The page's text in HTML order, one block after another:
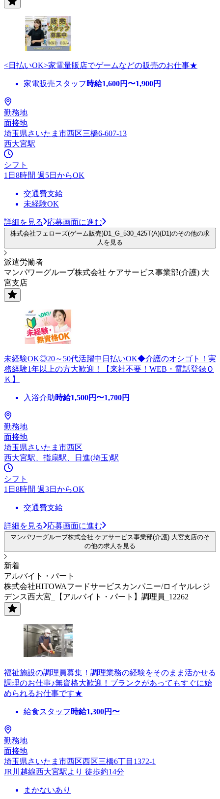
<日払いOK>家電量販店でゲームなどの販売のお仕事★
家電販売スタッフ 時給1,600円〜1,900円
勤務地
面接地
埼玉県さいたま市西区三橋6-607-13
西大宮駅
シフト
1日8時間 週5日からOK
交通費支給
未経験OK
詳細を見る 応募画面に進む
株式会社フェローズ(ゲーム販売)D1_G_530_425T(A)(D1)のその他の求
人を見る
派遣労働者
マンパワーグループ株式会社 ケアサービス事業部(介護) 大
宮支店
未経験OK◎20～50代活躍中日払いOK◆介護のオシゴト！実
務経験1年以上の方大歓迎！【来社不要！WEB・電話登録Ｏ
Ｋ】
入浴介助時給1,500円〜1,700円
勤務地
面接地
埼玉県さいたま市西区
西大宮駅、指扇駅、日進(埼玉)駅
シフト
1日8時間 週3日からOK
交通費支給
詳細を見る 応募画面に進む
マンパワーグループ株式会社 ケアサービス事業部(介護) 大宮支店のそ
の他の求人を見る
新着
アルバイト・パート
株式会社HITOWAフードサービスカンパニー/ロイヤルレジ
デンス西大宮_【アルバイト・パート】調理員_12262
福祉施設の調理員募集！調理業務の経験をそのまま活かせる
調理のお仕事♪無資格大歓迎！ブランクがあってもすぐに始
められるお仕事です★
給食スタッフ 時給1,300円〜
勤務地
面接地
埼玉県さいたま市西区西区三橋6丁目1372-1
JR川越線西大宮駅より 徒歩約14分
まかないあり